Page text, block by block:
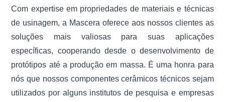
Com expertise em propriedades de materiais e técnicas
de usinagem, a Mascera oferece aos nossos clientes as
soluções mais valiosas para suas aplicações
específicas, cooperando desde o desenvolvimento de
protótipos até a produção em massa. É uma honra para
nós que nossos componentes cerâmicos técnicos sejam
utilizados por alguns institutos de pesquisa e empresas